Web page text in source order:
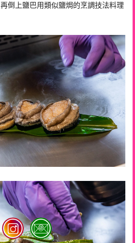
倒上鹽巴用類似鹽焗的烹調技法料理